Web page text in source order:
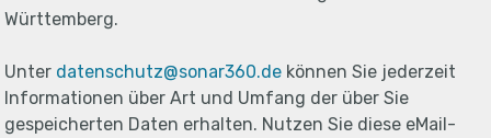
Württemberg.
Unter datenschutz@sonar360.de können Sie jederzeit
Informationen über Art und Umfang der über Sie
gespeicherten Daten erhalten. Nutzen Sie diese eMail-